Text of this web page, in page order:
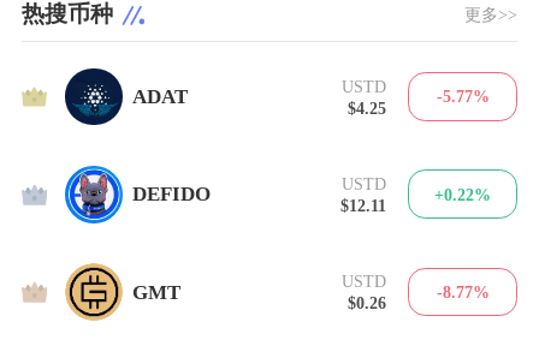
热搜币种 更多>>
1 ADAT
USTD
$4.25
-5.77%
2 DEFIDO
USTD
$12.11
+0.22%
3 GMT
USTD
$0.26
-8.77%